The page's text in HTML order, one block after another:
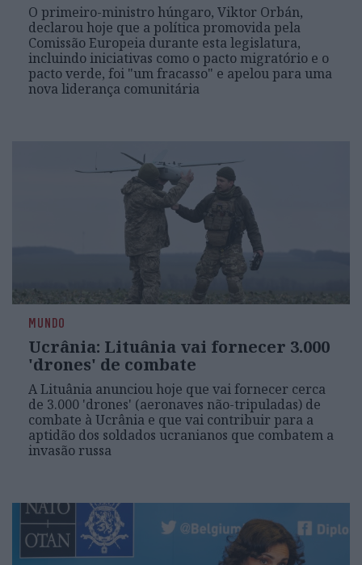
O primeiro-ministro húngaro, Viktor Orbán,
declarou hoje que a política promovida pela
Comissão Europeia durante esta legislatura,
incluindo iniciativas como o pacto migratório e o
pacto verde, foi "um fracasso" e apelou para uma
nova liderança comunitária
MUNDO
Ucrânia: Lituânia vai fornecer 3.000
'drones' de combate
A Lituânia anunciou hoje que vai fornecer cerca
de 3.000 'drones' (aeronaves não-tripuladas) de
combate à Ucrânia e que vai contribuir para a
aptidão dos soldados ucranianos que combatem a
invasão russa